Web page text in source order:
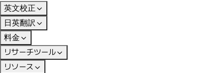
英文校正
日英翻訳
料金
リサーチツール
リソース